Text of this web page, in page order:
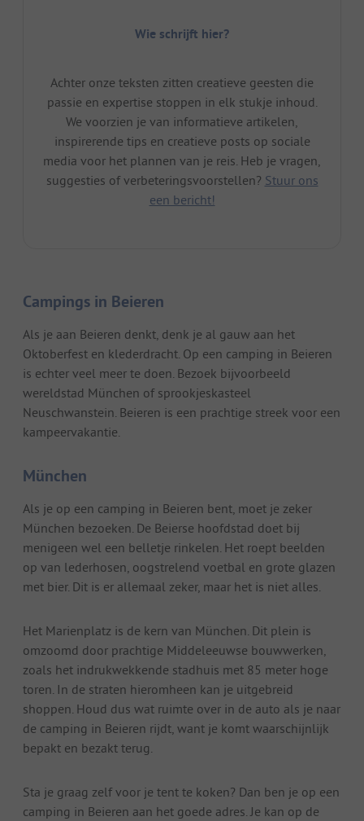
Wie schrijft hier?
Achter onze teksten zitten creatieve geesten die
passie en expertise stoppen in elk stukje inhoud.
We voorzien je van informatieve artikelen,
inspirerende tips en creatieve posts op sociale
media voor het plannen van je reis. Heb je vragen,
suggesties of verbeteringsvoorstellen? Stuur ons
een bericht!
Campings in Beieren
Als je aan Beieren denkt, denk je al gauw aan het
Oktoberfest en klederdracht. Op een camping in Beieren
is echter veel meer te doen. Bezoek bijvoorbeeld
wereldstad München of sprookjeskasteel
Neuschwanstein. Beieren is een prachtige streek voor een
kampeervakantie.
München
Als je op een camping in Beieren bent, moet je zeker
München bezoeken. De Beierse hoofdstad doet bij
menigeen wel een belletje rinkelen. Het roept beelden
op van lederhosen, oogstrelend voetbal en grote glazen
met bier. Dit is er allemaal zeker, maar het is niet alles.
Het Marienplatz is de kern van München. Dit plein is
omzoomd door prachtige Middeleeuwse bouwwerken,
zoals het indrukwekkende stadhuis met 85 meter hoge
toren. In de straten hieromheen kan je uitgebreid
shoppen. Houd dus wat ruimte over in de auto als je naar
de camping in Beieren rijdt, want je komt waarschijnlijk
bepakt en bezakt terug.
Sta je graag zelf voor je tent te koken? Dan ben je op een
camping in Beieren aan het goede adres. Je kan op de